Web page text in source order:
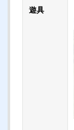
遊具